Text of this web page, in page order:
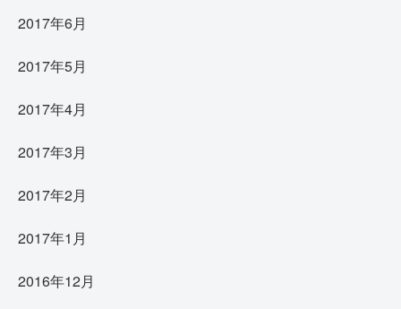
2017年6月
2017年5月
2017年4月
2017年3月
2017年2月
2017年1月
2016年12月